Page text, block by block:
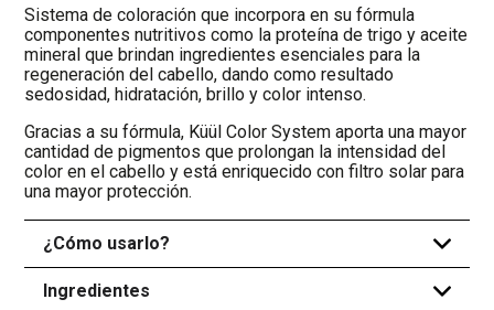
Sistema de coloración que incorpora en su fórmula
componentes nutritivos como la proteína de trigo y aceite
mineral que brindan ingredientes esenciales para la
regeneración del cabello, dando como resultado
sedosidad, hidratación, brillo y color intenso.
Gracias a su fórmula, Küül Color System aporta una mayor
cantidad de pigmentos que prolongan la intensidad del
color en el cabello y está enriquecido con filtro solar para
una mayor protección.
¿Cómo usarlo? +
Ingredientes +